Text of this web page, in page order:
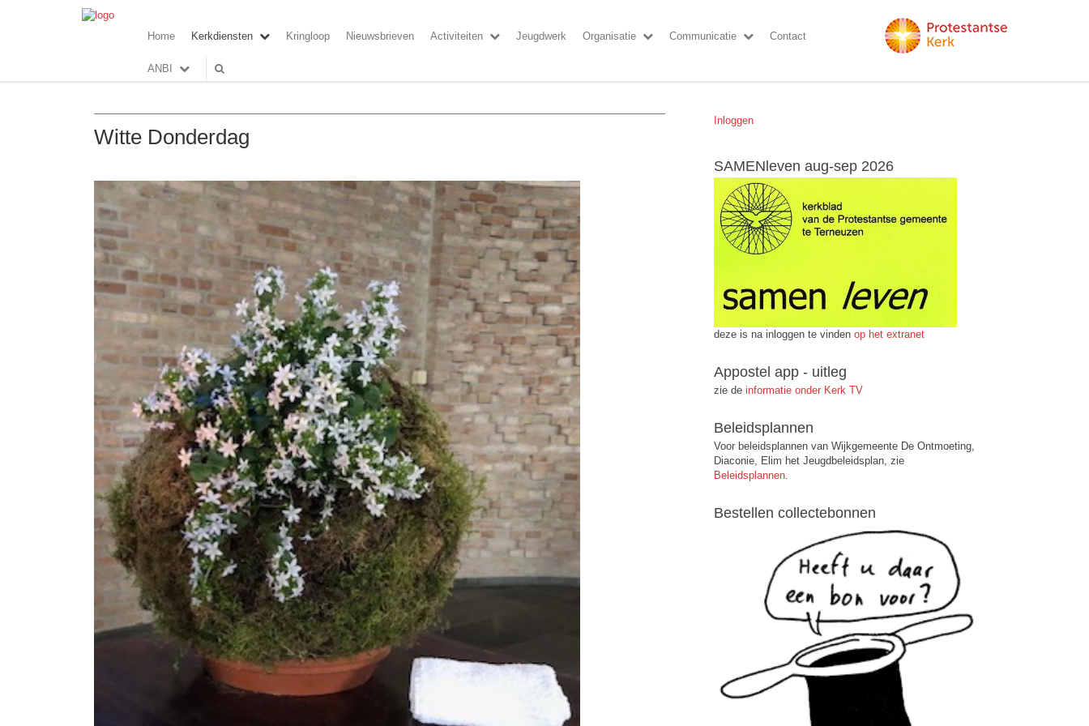
Home Kerkdiensten Kringloop Nieuwsbrieven Activiteiten Jeugdwerk Organisatie Communicatie Contact
ANBI
Witte Donderdag
Inloggen
SAMENleven aug-sep 2026
deze is na inloggen te vindenop het extranet
Appostel app - uitleg
zie de informatie onder Kerk TV
Beleidsplannen
Voor beleidsplannen van Wijkgemeente De Ontmoeting,
Diaconie, Elim het Jeugdbeleidsplan, zie
Beleidsplannen.
Bestellen collectebonnen